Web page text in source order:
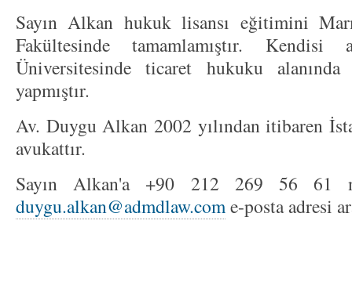
Sayın Alkan hukuk lisansı eğitimini
Fakültesinde tamamlamıştır.
Üniversitesinde ticaret hukuku alanında
yapmıştır.
Av. Duygu Alkan 2002 yılından itibaren
avukattır.
Sayın Alkan'a +90 212 269 56 61
duygu.alkan@admdlaw.come-posta adresi